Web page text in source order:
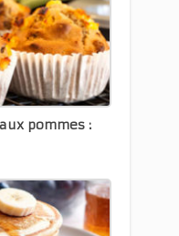
pommes :